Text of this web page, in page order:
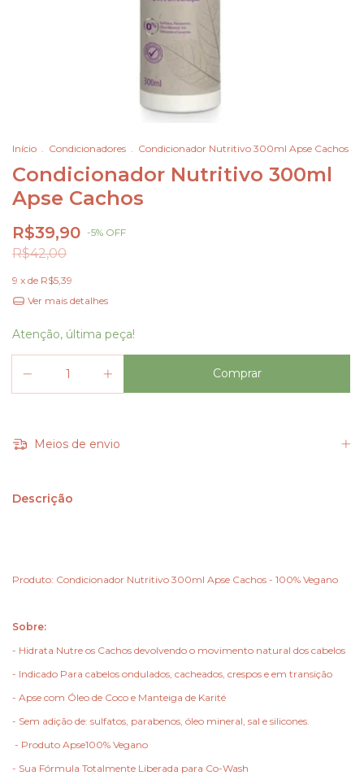
Início . Condicionadores . Condicionador Nutritivo 300ml Apse Cachos
Condicionador Nutritivo 300ml
Apse Cachos
R$39,90 -5% OFF
R$42,00
9 x de R$5,39
Ver mais detalhes
Atenção, última peça!
Meios de envio
Descrição
Produto: Condicionador Nutritivo 300ml Apse Cachos - 100% Vegano
Sobre:
- Hidrata Nutre os Cachos devolvendo o movimento natural dos cabelos
- Indicado Para cabelos ondulados, cacheados, crespos e em transição
- Apse com Óleo de Coco e Manteiga de Karité
- Sem adição de: sulfatos, parabenos, óleo mineral, sal e silicones.
- Produto Apse100% Vegano
- Sua Fórmula Totalmente Liberada para Co-Wash